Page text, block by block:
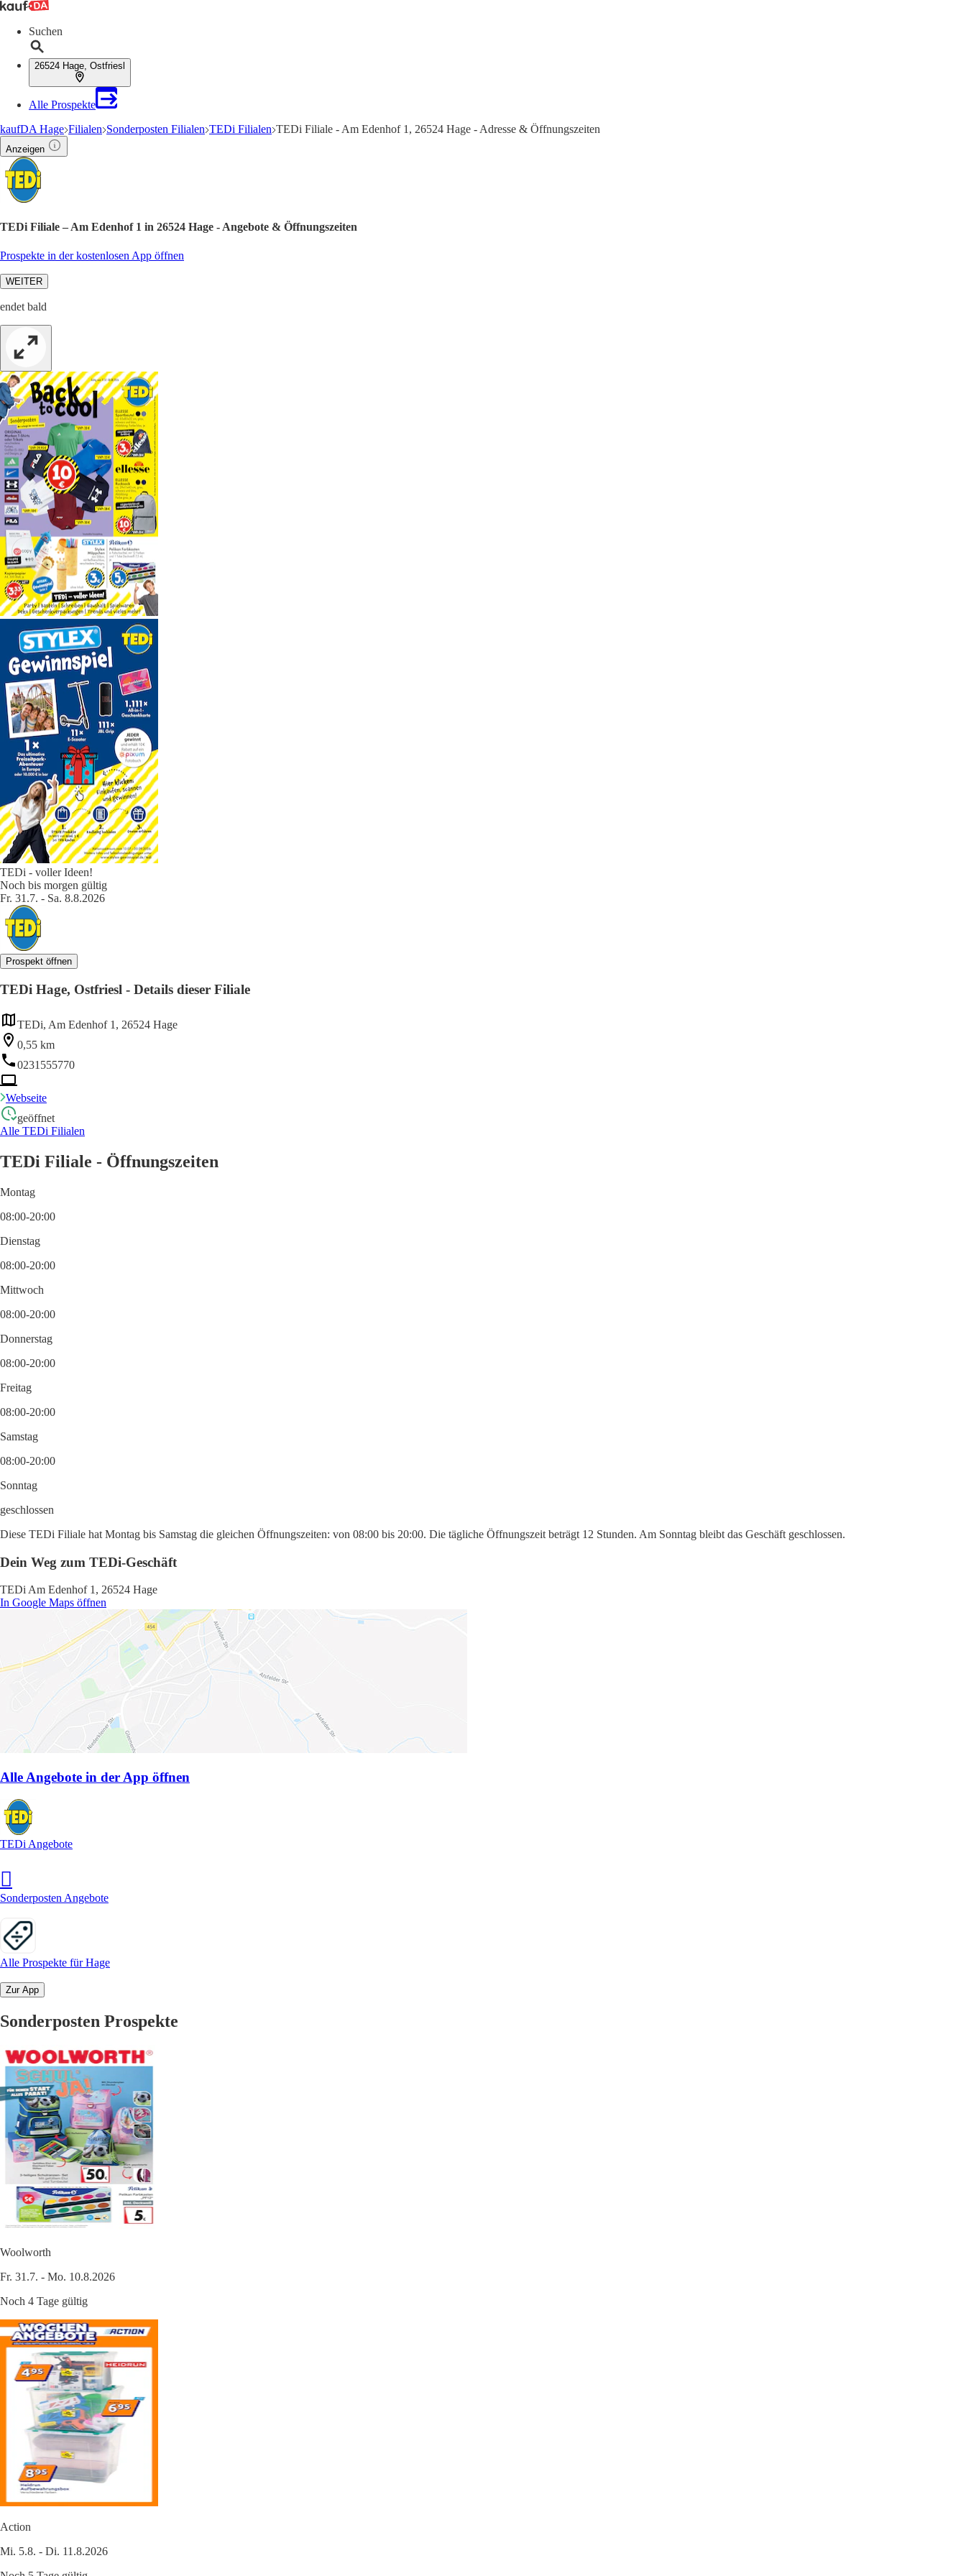
Suchen
26524 Hage, Ostfriesl
Alle Prospekte
kaufDA Hage Filialen Sonderposten Filialen TEDi Filialen TEDi Filiale - Am Edenhof 1, 26524 Hage - Adresse & Öffnungszeiten
Anzeigen
TEDi Filiale – Am Edenhof 1 in 26524 Hage - Angebote & Öffnungszeiten
Prospekte in der kostenlosen App öffnen
WEITER
endet bald
TEDi - voller Ideen!
Noch bis morgen gültig
Fr. 31.7. - Sa. 8.8.2026
Prospekt öffnen
TEDi Hage, Ostfriesl - Details dieser Filiale
TEDi, Am Edenhof 1, 26524 Hage
0,55 km
0231555770
Webseite
geöffnet
Alle TEDi Filialen
TEDi Filiale - Öffnungszeiten
Montag
08:00-20:00
Dienstag
08:00-20:00
Mittwoch
08:00-20:00
Donnerstag
08:00-20:00
Freitag
08:00-20:00
Samstag
08:00-20:00
Sonntag
geschlossen
Diese TEDi Filiale hat Montag bis Samstag die gleichen Öffnungszeiten: von 08:00 bis 20:00. Die tägliche Öffnungszeit beträgt 12 Stunden. Am Sonntag bleibt das Geschäft geschlossen.
Dein Weg zum TEDi-Geschäft
TEDi Am Edenhof 1, 26524 Hage
In Google Maps öffnen
Alle Angebote in der App öffnen
TEDi Angebote
Sonderposten Angebote
Alle Prospekte für Hage
Zur App
Sonderposten Prospekte
Woolworth
Fr. 31.7. - Mo. 10.8.2026
Noch 4 Tage gültig
Action
Mi. 5.8. - Di. 11.8.2026